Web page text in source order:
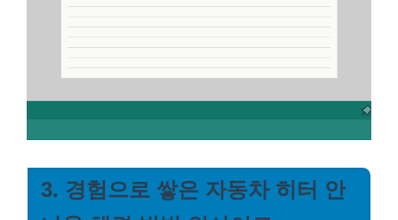
3. 경험으로 쌓은 자동차 히터 안